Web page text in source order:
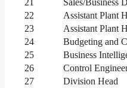
22
Assistant Plant
23
Assistant Plant
24
Budgeting and
25
Business
26
Control
27
Division Head